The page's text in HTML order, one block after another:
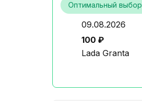
Оптимальный выбор
09.08.2026
100 ₽
Lada Granta